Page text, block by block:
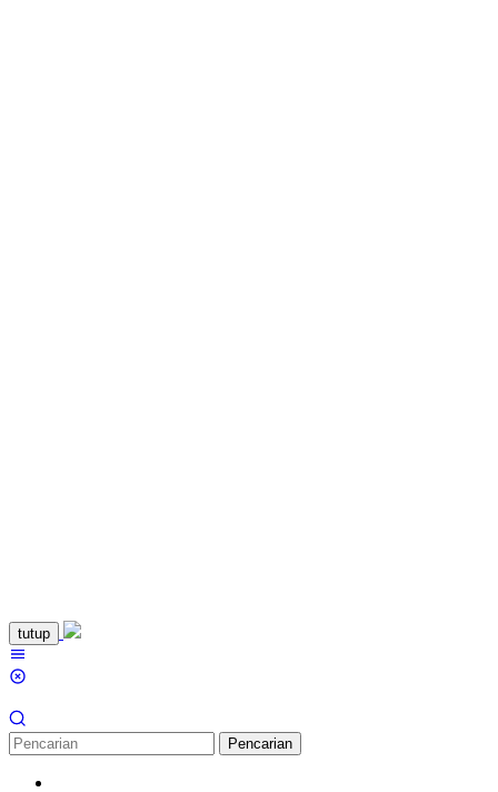
Loncat
ke
konten
tutup
Pencarian